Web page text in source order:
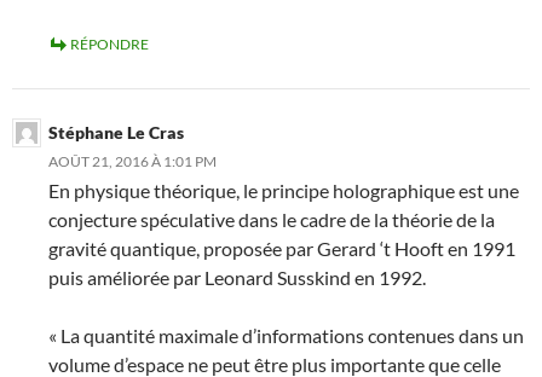
RÉPONDRE
Stéphane Le Cras
AOÛT 21, 2016 À 1:01 PM
En physique théorique, le principe holographique est une
conjecture spéculative dans le cadre de la théorie de la
gravité quantique, proposée par Gerard ‘t Hooft en 1991
puis améliorée par Leonard Susskind en 1992.
« La quantité maximale d’informations contenues dans un
volume d’espace ne peut être plus importante que celle